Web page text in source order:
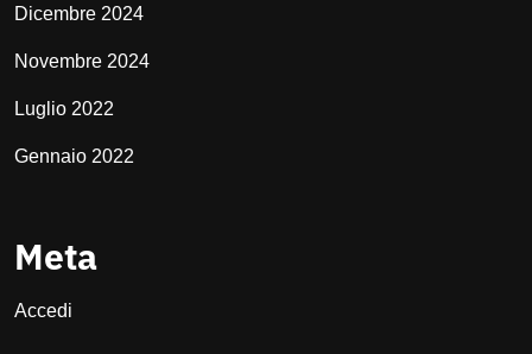
Dicembre 2024
Novembre 2024
Luglio 2022
Gennaio 2022
Meta
Accedi